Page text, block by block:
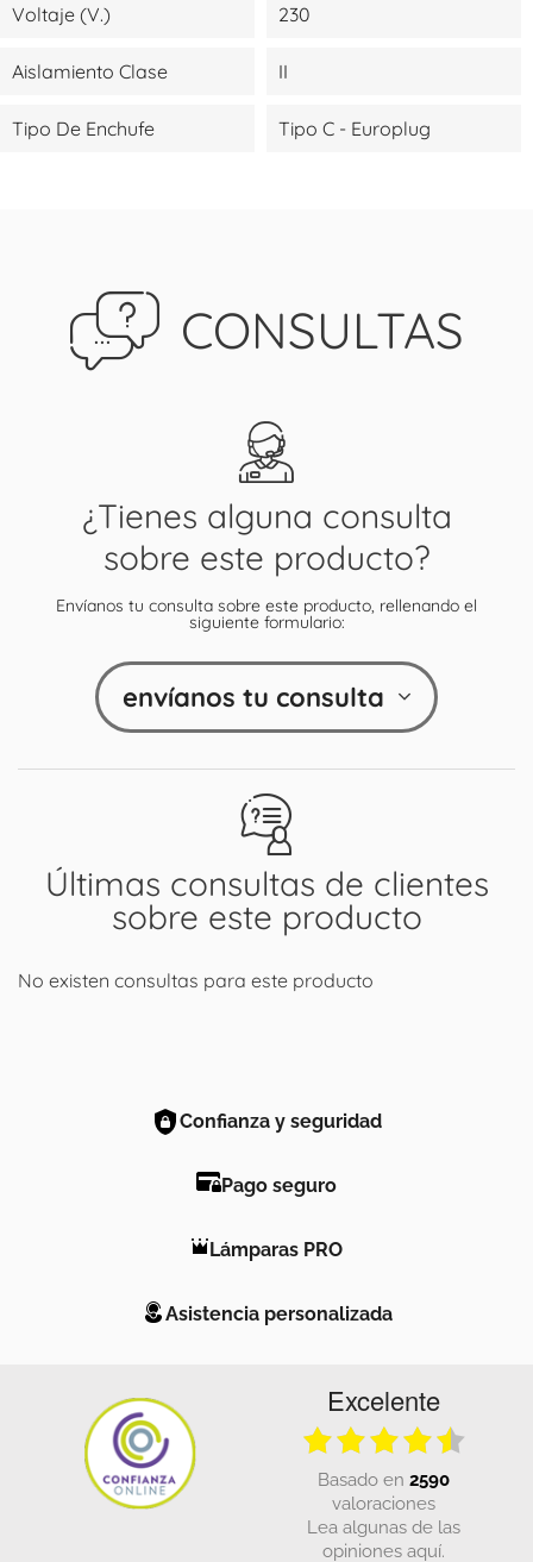
Voltaje (V.) 230
Aislamiento Clase II
Tipo De Enchufe Tipo C - Europlug
CONSULTAS
Últimas consultas de clientes
sobre este producto
No existen consultas para este producto
¿Tienes alguna consulta
sobre este producto?
Envíanos tu consulta sobre este producto, rellenando el
siguiente formulario:
envíanos tu consulta
Confianza y seguridad
Pago seguro
Lámparas PRO
Asistencia personalizada
Excelente
basado en 2590
valoraciones
Lea algunas de las
opiniones aquí.